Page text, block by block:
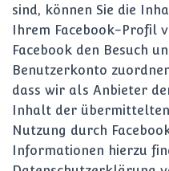
sind, können Sie die
Ihrem Facebook-Profil
Facebook den Besuch
Benutzerkonto
dass wir als Anbieter
Inhalt der
Nutzung durch
Informationen hierzu